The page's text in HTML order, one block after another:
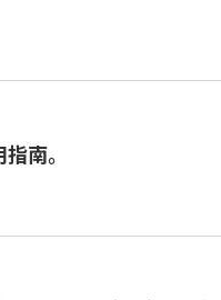
南。